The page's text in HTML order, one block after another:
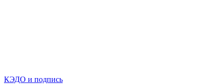
КЭДО и подпись